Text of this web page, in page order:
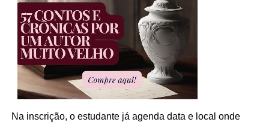
Na inscrição, o estudante já agenda data e local onde